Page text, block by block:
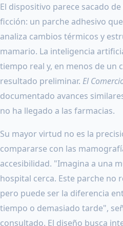
El dispositivo parece sacado
ficción: un parche adhesivo
analiza cambios térmicos y
mamario. La inteligencia
tiempo real y, en menos de un
resultado preliminar. El
documentado avances
no ha llegado a las farmacias.
Su mayor virtud no es la
compararse con las
accesibilidad. "Imagina a una
hospital cerca. Este parche no
pero puede ser la diferencia
tiempo o demasiado tarde",
consultado. El diseño busca